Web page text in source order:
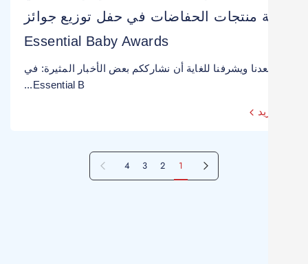
منتجات الحفاضات في حفل توزيع جوائز
Essential Baby Awards
ويشرفنا للغاية أن نشارككم بعض الأخبار المثيرة: في
Essential B...
الصفحة السابقة 2
4